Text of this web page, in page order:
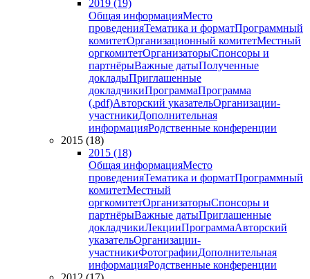
2019 (19)
Общая информацияМесто
проведенияТематика и форматПрограммный
комитетОрганизационный комитетМестный
оргкомитетОрганизаторыСпонсоры и
партнёрыВажные датыПолученные
докладыПриглашенные
докладчикиПрограммаПрограмма
(.pdf)Авторский указательОрганизации-
участникиДополнительная
информацияРодственные конференции
2015 (18)
2015 (18)
Общая информацияМесто
проведенияТематика и форматПрограммный
комитетМестный
оргкомитетОрганизаторыСпонсоры и
партнёрыВажные датыПриглашенные
докладчикиЛекцииПрограммаАвторский
указательОрганизации-
участникиФотографииДополнительная
информацияРодственные конференции